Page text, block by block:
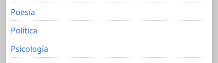
Poesía
Política
Psicología